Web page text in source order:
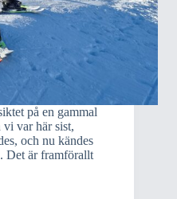
på en gammal
var här sist,
och nu kändes
Det är framförallt